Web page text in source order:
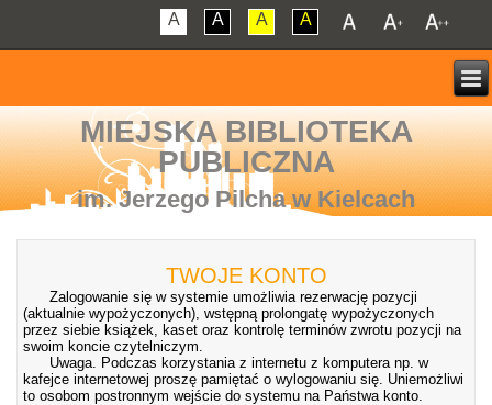
A A A A
MIEJSKA BIBLIOTEKA
PUBLICZNA
im. Jerzego Pilcha w Kielcach
TWOJE KONTO
Zalogowanie się w systemie umożliwia rezerwację pozycji
(aktualnie wypożyczonych), wstępną prolongatę wypożyczonych
przez siebie książek, kaset oraz kontrolę terminów zwrotu pozycji na
swoim koncie czytelniczym.
Uwaga. Podczas korzystania z internetu z komputera np. w
kafejce internetowej proszę pamiętać o wylogowaniu się. Uniemożliwi
to osobom postronnym wejście do systemu na Państwa konto.